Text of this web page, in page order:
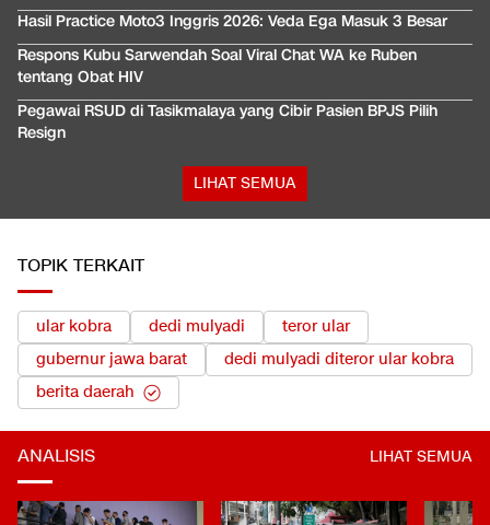
Hasil Practice Moto3 Inggris 2026: Veda Ega Masuk 3 Besar
Respons Kubu Sarwendah Soal Viral Chat WA ke Ruben
tentang Obat HIV
Pegawai RSUD di Tasikmalaya yang Cibir Pasien BPJS Pilih
Resign
LIHAT SEMUA
TOPIK TERKAIT
ular kobra dedi mulyadi
teror ular
gubernur jawa barat
dedi mulyadi diteror ular kobra
berita daerah
ANALISIS LIHAT SEMUA